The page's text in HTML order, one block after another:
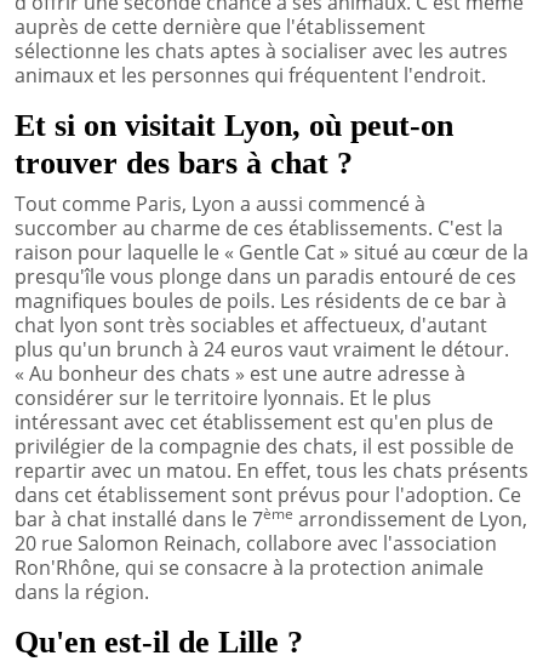
auprès de cette dernière que l'établissement
sélectionne les chats aptes à socialiser avec les autres
animaux et les personnes qui fréquentent l'endroit.
Et si on visitait Lyon, où peut-on
trouver des bars à chat ?
Tout comme Paris, Lyon a aussi commencé à
succomber au charme de ces établissements. C'est la
raison pour laquelle le « Gentle Cat » situé au cœur de la
presqu'île vous plonge dans un paradis entouré de ces
magnifiques boules de poils. Les résidents de ce bar à
chat lyon sont très sociables et affectueux, d'autant
plus qu'un brunch à 24 euros vaut vraiment le détour.
« Au bonheur des chats » est une autre adresse à
considérer sur le territoire lyonnais. Et le plus
intéressant avec cet établissement est qu'en plus de
privilégier de la compagnie des chats, il est possible de
repartir avec un matou. En effet, tous les chats présents
dans cet établissement sont prévus pour l'adoption. Ce
bar à chat installé dans le 7ème arrondissement de Lyon,
20 rue Salomon Reinach, collabore avec l'association
Ron'Rhône, qui se consacre à la protection animale
dans la région.
Qu'en est-il de Lille ?